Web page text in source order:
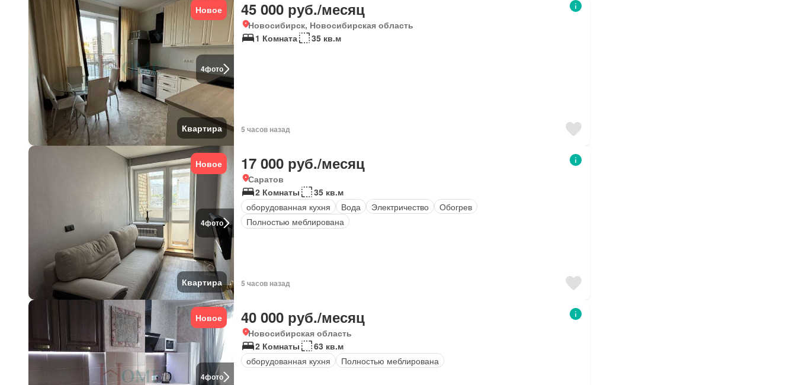
4фото
Новое
Квартира
45 000 руб./месяц
Новосибирск, Новосибирская область
1 Комната
35 кв.м
5 часов назад
4фото
Новое
Квартира
17 000 руб./месяц
Саратов
2 Комнаты
35 кв.м
оборудованная кухня
Вода Электричество
Обогрев
Полностью меблирована
5 часов назад
4фото
Новое 40 000 руб./месяц
Новосибирская область
2 Комнаты
63 кв.м
оборудованная кухня
Полностью меблирована